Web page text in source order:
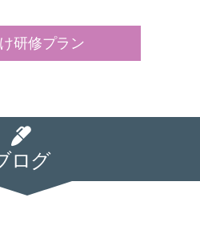
研修プラン
ログ